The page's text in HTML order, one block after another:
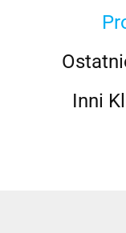
Inni